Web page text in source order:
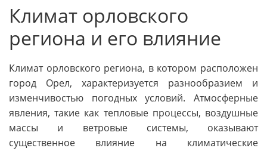
Климат орловского
региона и его влияние
Климат орловского региона, в котором расположен
город Орел, характеризуется разнообразием и
изменчивостью погодных условий. Атмосферные
явления, такие как тепловые процессы, воздушные
массы и ветровые системы, оказывают
существенное влияние на климатические